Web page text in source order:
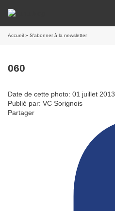
Accueil » S'abonner à la newsletter
060
Date de cette photo: 01 juillet 2013
Publié par: VC Sorignois
Partager